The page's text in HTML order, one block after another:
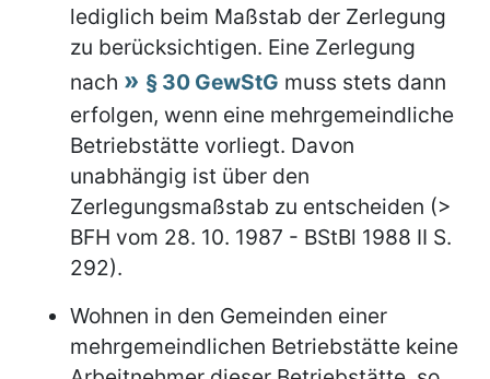
lediglich beim Maßstab der Zerlegung
zu berücksichtigen. Eine Zerlegung
nach
§ 30 GewStG muss stets dann
erfolgen, wenn eine mehrgemeindliche
Betriebstätte vorliegt. Davon
unabhängig ist über den
Zerlegungsmaßstab zu entscheiden (>
BFH vom 28. 10. 1987 - BStBl 1988 II S.
292).
Wohnen in den Gemeinden einer
mehrgemeindlichen Betriebstätte keine